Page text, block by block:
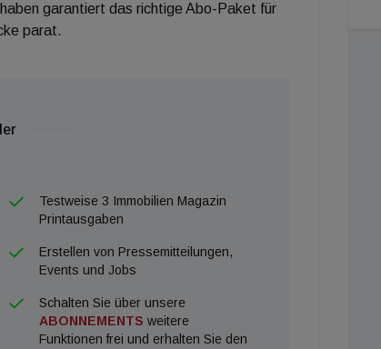
garantiert das richtige Abo-Paket für
parat.
Testweise 3 Immobilien Magazin
Printausgaben
Erstellen von Pressemitteilungen,
Events und Jobs
Schalten Sie über unsere
ABONNEMENTS weitere
Funktionen frei und erhalten Sie den